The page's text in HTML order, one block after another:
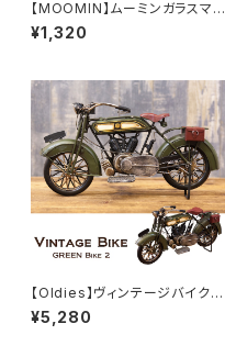
【MOOMIN】ムーミンガラスマグ
（コミックス）
¥1,320
【Oldies】ヴィンテージバイク
（GREEN2/1204E-2971）
¥5,280